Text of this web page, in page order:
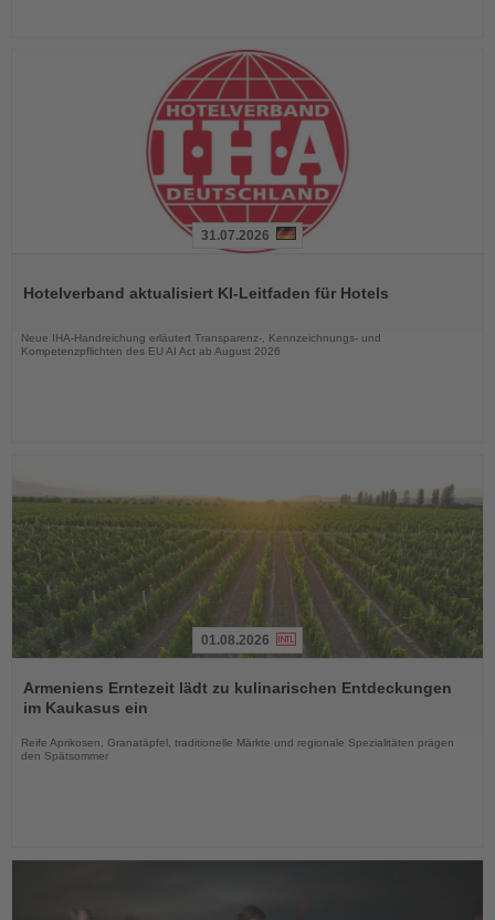
die
31.07.2026
Hotelverband aktualisiert KI-Leitfaden für Hotels
Neue IHA-Handreichung erläutert Transparenz-, Kennzeichnungs- und
Kompetenzpflichten des EU AI Act ab August 2026
Sie
die
01.08.2026
Armeniens Erntezeit lädt zu kulinarischen Entdeckungen
im Kaukasus ein
Reife Aprikosen, Granatäpfel, traditionelle Märkte und regionale Spezialitäten prägen
den Spätsommer